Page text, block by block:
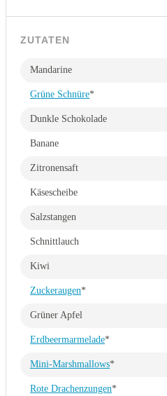
ZUTATEN
Mandarine
Grüne Schnüre*
Dunkle Schokolade
Banane
Zitronensaft
Käsescheibe
Salzstangen
Schnittlauch
Kiwi
Zuckeraugen*
Grüner Apfel
Erdbeermarmelade*
Mini-Marshmallows*
Rote Drachenzungen*